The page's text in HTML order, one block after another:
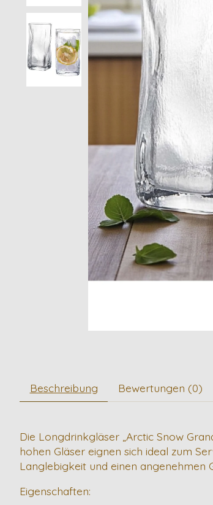
Beschreibung Bewertungen (0)
Die Longdrinkgläser „Arctic Snow
hohen Gläser eignen sich ideal zum
Langlebigkeit und einen angenehmen
Eigenschaften: